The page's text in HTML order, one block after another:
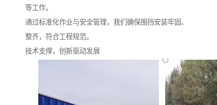
等工作。
通过标准化作业与安全管理，我们确保围挡安装牢固、
整齐，符合工程规范。
技术支撑，创新驱动发展